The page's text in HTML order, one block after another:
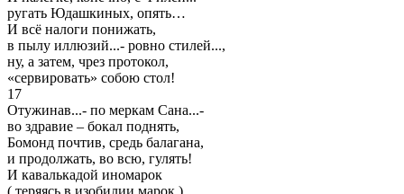
ругать Юдашкиных, опять…
И всё налоги понижать,
в пылу иллюзий...- ровно стилей...,
ну, а затем, чрез протокол,
«сервировать» собою стол!
17
Отужинав...- по меркам Сана...-
во здравие – бокал поднять,
Бомонд почтив, средь балагана,
и продолжать, во всю, гулять!
И кавалькадой иномарок
( теряясь в изобилии марок )